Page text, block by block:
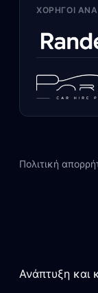
ΧΟΡΗΓΟΊ
Πολιτική
Ανάπτυξη και